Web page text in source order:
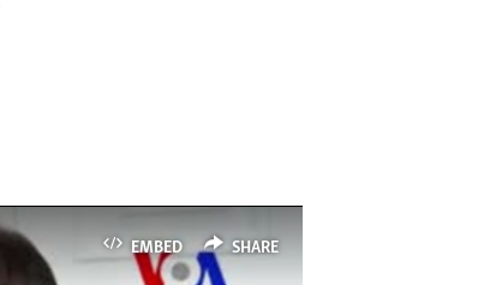
EMBED SHARE